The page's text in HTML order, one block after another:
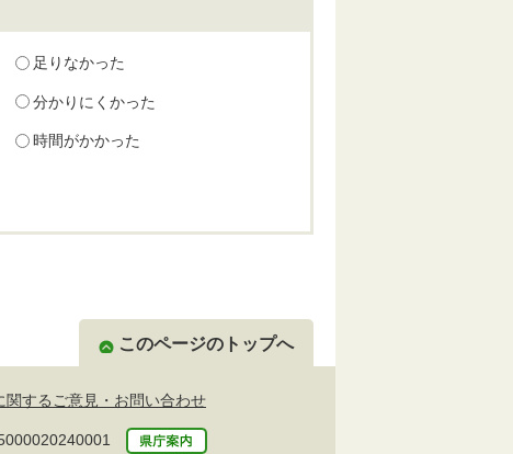
足りなかった
分かりにくかった
時間がかかった
このページのトップへ
関するご意見・お問い合わせ